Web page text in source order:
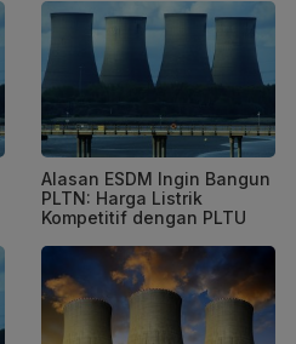
Alasan ESDM Ingin Bangun
PLTN: Harga Listrik
Kompetitif dengan PLTU